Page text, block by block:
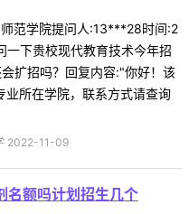
范学院提问人:13***28时间:2
下贵校现代教育技术今年招
扩招吗？回复内容:"你好！该
业所在学院，联系方式请查询
2022-11-09
名额吗计划招生几个